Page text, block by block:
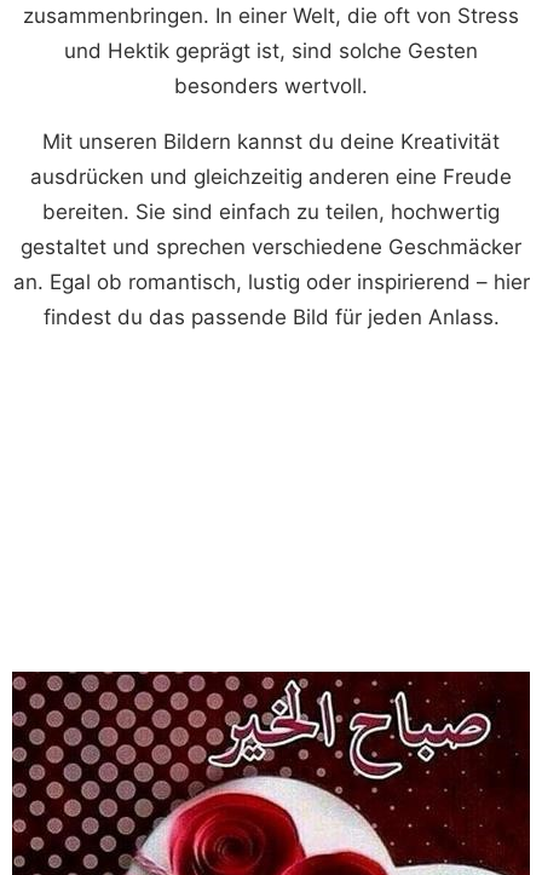
zusammenbringen. In einer Welt, die oft von Stress
und Hektik geprägt ist, sind solche Gesten
besonders wertvoll.
Mit unseren Bildern kannst du deine Kreativität
ausdrücken und gleichzeitig anderen eine Freude
bereiten. Sie sind einfach zu teilen, hochwertig
gestaltet und sprechen verschiedene Geschmäcker
an. Egal ob romantisch, lustig oder inspirierend – hier
findest du das passende Bild für jeden Anlass.